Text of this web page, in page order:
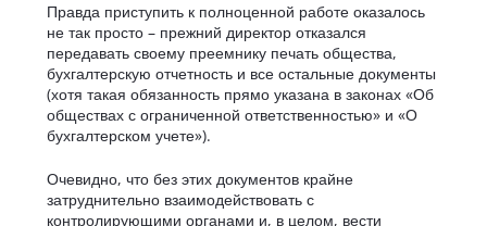
Правда приступить к полноценной работе оказалось
не так просто – прежний директор отказался
передавать своему преемнику печать общества,
бухгалтерскую отчетность и все остальные документы
(хотя такая обязанность прямо указана в законах «Об
обществах с ограниченной ответственностью» и «О
бухгалтерском учете»).
Очевидно, что без этих документов крайне
затруднительно взаимодействовать с
контролирующими органами и, в целом, вести